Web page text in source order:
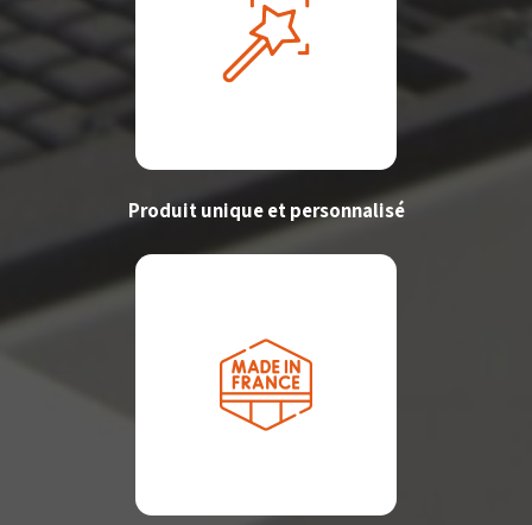
Produit unique et personnalisé